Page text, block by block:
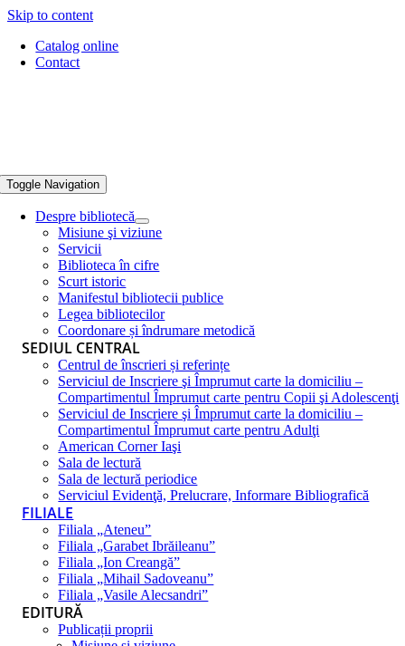
Skip to content
Catalog online
Contact
Toggle Navigation
Despre bibliotecă
Misiune şi viziune
Servicii
Biblioteca în cifre
Scurt istoric
Manifestul bibliotecii publice
Legea bibliotecilor
Coordonare și îndrumare metodică
SEDIUL CENTRAL
Centrul de înscrieri și referințe
Serviciul de Inscriere şi Împrumut carte la domiciliu –
Compartimentul Împrumut carte pentru Copii şi Adolescenţi
Serviciul de Inscriere şi Împrumut carte la domiciliu –
Compartimentul Împrumut carte pentru Adulţi
American Corner Iaşi
Sala de lectură
Sala de lectură periodice
Serviciul Evidenţă, Prelucrare, Informare Bibliografică
FILIALE
Filiala „Ateneu”
Filiala „Garabet Ibrăileanu”
Filiala „Ion Creangă”
Filiala „Mihail Sadoveanu”
Filiala „Vasile Alecsandri”
EDITURĂ
Publicații proprii